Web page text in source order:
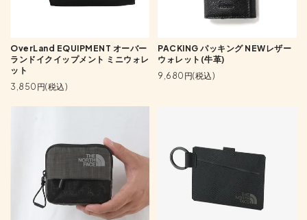
OverLand EQUIPMENT オーバー
ランドイクイップメント ミニウォレ
ット
3,850円(税込)
PACKING パッキング NEWレザー
ウォレット(牛革)
9,680円(税込)